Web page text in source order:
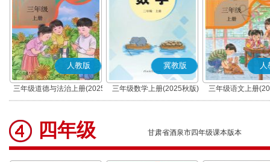
人教版
三年级道德与法治上册(2025
秋版)(部编版)
冀教版
三年级数学上册(2025秋版)
人
三年级语文上册
(部编版)
四年级 甘肃省酒泉市四年级课本版本